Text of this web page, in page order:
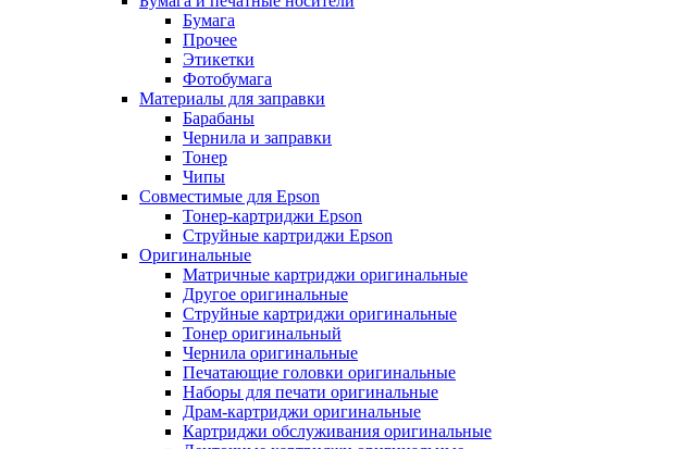
Бумага
Прочее
Этикетки
Фотобумага
Материалы для заправки
Барабаны
Чернила и заправки
Тонер
Чипы
Совместимые для Epson
Тонер-картриджи Epson
Струйные картриджи Epson
Оригинальные
Матричные картриджи оригинальные
Другое оригинальные
Струйные картриджи оригинальные
Тонер оригинальный
Чернила оригинальные
Печатающие головки оригинальные
Наборы для печати оригинальные
Драм-картриджи оригинальные
Картриджи обслуживания оригинальные